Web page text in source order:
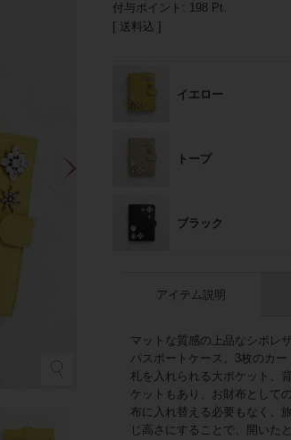
付与ポイント: 198 Pt.
送料込
イエロー
トープ
ブラック
アイテム説明
マットな質感の上品なシボレ
パスポートケース。3枚のカ
札を入れられる大ポケット、
ケットもあり、お財布として
布に入れ替える必要もなく、
じ高さにすることで、開いた